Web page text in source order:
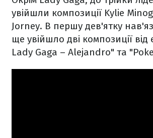
увійшли композиції Kylie
Jorney. В першу дев'ятку
ще увійшло дві композиції
Lady Gaga – Alejandro" та